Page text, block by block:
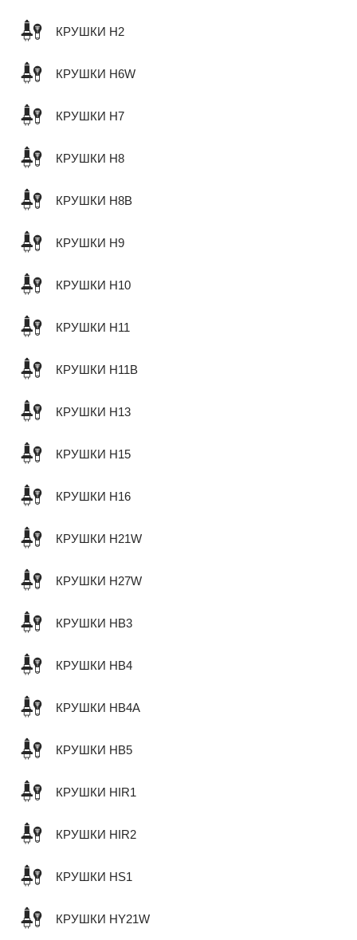
КРУШКИ H2
КРУШКИ H6W
КРУШКИ H7
КРУШКИ H8
КРУШКИ H8B
КРУШКИ H9
КРУШКИ H10
КРУШКИ H11
КРУШКИ H11B
КРУШКИ H13
КРУШКИ H15
КРУШКИ H16
КРУШКИ H21W
КРУШКИ H27W
КРУШКИ HB3
КРУШКИ HB4
КРУШКИ HB4A
КРУШКИ HB5
КРУШКИ HIR1
КРУШКИ HIR2
КРУШКИ HS1
КРУШКИ HY21W